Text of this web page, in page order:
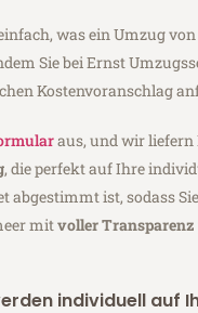
was ein Umzug
Sie bei Ernst
Kostenvoranschlag
aus, und wir liefern
, die perfekt auf Ihre
abgestimmt ist, sodass
mitvoller Transparenz
individuell auf